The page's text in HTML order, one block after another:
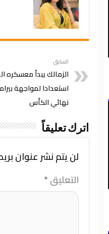
السابق
الزمالك يبدأ معسكره
استعدادا لمواجهة
نهائي الكأس
اترك تعليقاً
لن يتم نشر عنوان
التعليق*